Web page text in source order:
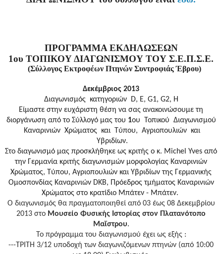
ΠΡΟΓΡΑΜΜΑ ΕΚΔΗΛΩΣΕΩΝ
1ου ΤΟΠΙΚΟΥ ΔΙΑΓΩΝΙΣΜΟΥ ΤΟΥ Σ.Ε.Π.Σ.Ε.
(Σύλλογος Εκτροφέων Πτηνών Συντροφιάς Έβρου)
Δεκέμβριος 2013
Διαγωνισμός κατηγοριών
D, E, G1, G2, H
Είμαστε στην ευχάριστη θέση να σας ανακοινώσουμε τη
διοργάνωση από το Σύλλογό μας του 1ου Τοπικού Διαγωνισμού
Καναρινιών Χρώματος και Τύπου, Αγριοπουλιών και
Υβριδίων.
Στο διαγωνισμό μας προσκλήθηκε ως κριτής ο κ. Michel Yves από
την Γερμανία κριτής διαγωνισμών μορφολογίας Καναρινιών
Χρώματος, Τύπου, Αγριοπουλιών και Υβριδίων της Γερμανικής
Ομοσπονδίας Καναρινιών DKB, Πρόεδρος τμήματος Καναρινιών
Χρώματος στο κρατίδιο Μπάτεν - Μπάτεν.
Ο διαγωνισμός θα πραγματοποιηθεί από 03 έως 08 Δεκεμβρίου
2013 στο Μουσείο Φυσικής Ιστορίας στον Πλατανότοπο
Μαΐστρου.
Το πρόγραμμα του διαγωνισμού έχει ως εξής :
---ΤΡΙΤΗ 3/12 υποδοχή των διαγωνιζόμενων πτηνών (από 10:00